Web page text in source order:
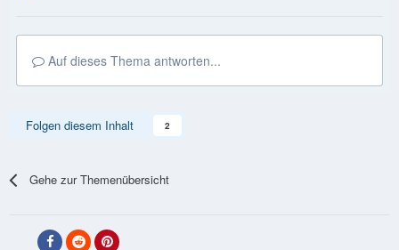
Auf dieses Thema antworten...
Folgen diesem Inhalt 2
Gehe zur Themenübersicht